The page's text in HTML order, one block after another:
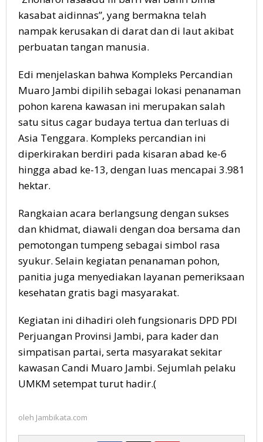
kasabat aidinnas”, yang bermakna telah
nampak kerusakan di darat dan di laut akibat
perbuatan tangan manusia.
Edi menjelaskan bahwa Kompleks Percandian
Muaro Jambi dipilih sebagai lokasi penanaman
pohon karena kawasan ini merupakan salah
satu situs cagar budaya tertua dan terluas di
Asia Tenggara. Kompleks percandian ini
diperkirakan berdiri pada kisaran abad ke-6
hingga abad ke-13, dengan luas mencapai 3.981
hektar.
Rangkaian acara berlangsung dengan sukses
dan khidmat, diawali dengan doa bersama dan
pemotongan tumpeng sebagai simbol rasa
syukur. Selain kegiatan penanaman pohon,
panitia juga menyediakan layanan pemeriksaan
kesehatan gratis bagi masyarakat.
Kegiatan ini dihadiri oleh fungsionaris DPD PDI
Perjuangan Provinsi Jambi, para kader dan
simpatisan partai, serta masyarakat sekitar
kawasan Candi Muaro Jambi. Sejumlah pelaku
UMKM setempat turut hadir.(
oleh Jambikata.com